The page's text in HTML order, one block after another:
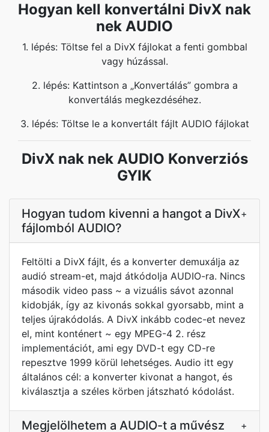
Hogyan kell konvertálni DivX nak
nek AUDIO
1. lépés: Töltse fel a DivX fájlokat a fenti gombbal
vagy húzással.
2. lépés: Kattintson a „Konvertálás” gombra a
konvertálás megkezdéséhez.
3. lépés: Töltse le a konvertált fájlt AUDIO fájlokat
DivX nak nek AUDIO Konverziós
GYIK
Hogyan tudom kivenni a hangot a DivX
fájlomból AUDIO?
+
Feltölti a DivX fájlt, és a konverter demuxálja az
audió stream-et, majd átkódolja AUDIO-ra. Nincs
második video pass ~ a vizuális sávot azonnal
kidobják, így az kivonás sokkal gyorsabb, mint a
teljes újrakódolás. A DivX inkább codec-et nevez
el, mint konténert ~ egy MPEG-4 2. rész
implementációt, ami egy DVD-t egy CD-re
repesztve 1999 körül lehetséges. Audio itt egy
általános cél: a konverter kivonat a hangot, és
kiválasztja a széles körben játszható kódolást.
Megjelölhetem a AUDIO-t a művész
+